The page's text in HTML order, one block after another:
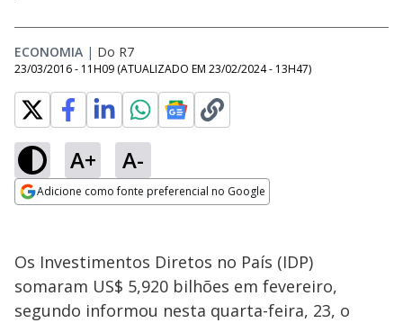
ECONOMIA | Do R7
23/03/2016 - 11H09 (ATUALIZADO EM 23/02/2024 - 13H47)
A+ A-
Adicione como fonte preferencial no Google
Os Investimentos Diretos no País (IDP)
somaram US$ 5,920 bilhões em fevereiro,
segundo informou nesta quarta-feira, 23, o